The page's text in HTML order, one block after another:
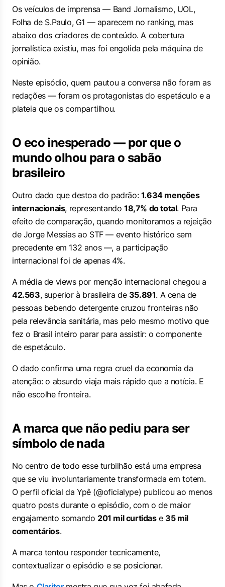
Os veículos de imprensa — Band Jornalismo, UOL,
Folha de S.Paulo, G1 — aparecem no ranking, mas
abaixo dos criadores de conteúdo. A cobertura
jornalística existiu, mas foi engolida pela máquina de
opinião.
Neste episódio, quem pautou a conversa não foram as
redações — foram os protagonistas do espetáculo e a
plateia que os compartilhou.
O eco inesperado — por que o
mundo olhou para o sabão
brasileiro
Outro dado que destoa do padrão: 1.634 menções
internacionais, representando18,7% do total. Para
efeito de comparação, quando monitoramos a rejeição
de Jorge Messias ao STF — evento histórico sem
precedente em 132 anos —, a participação
internacional foi de apenas 4%.
A média de views por menção internacional chegou a
42.563, superior à brasileira de 35.891. A cena de
pessoas bebendo detergente cruzou fronteiras não
pela relevância sanitária, mas pelo mesmo motivo que
fez o Brasil inteiro parar para assistir: o componente
de espetáculo.
O dado confirma uma regra cruel da economia da
atenção: o absurdo viaja mais rápido que a notícia. E
não escolhe fronteira.
A marca que não pediu para ser
símbolo de nada
No centro de todo esse turbilhão está uma empresa
que se viu involuntariamente transformada em totem.
O perfil oficial da Ypê (@oficialype) publicou ao menos
quatro posts durante o episódio, com o de maior
engajamento somando201 mil curtidase 35 mil
comentários.
A marca tentou responder tecnicamente,
contextualizar o episódio e se posicionar.